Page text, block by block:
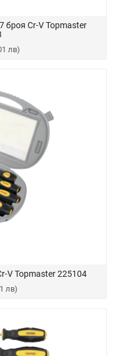
броя Cr-V Topmaster
лв)
V Topmaster 225104
лв)